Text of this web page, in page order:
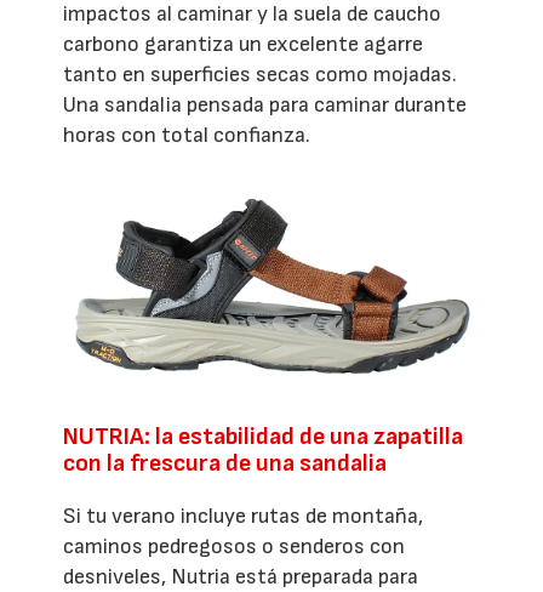
impactos al caminar y la suela de caucho
carbono garantiza un excelente agarre
tanto en superficies secas como mojadas.
Una sandalia pensada para caminar durante
horas con total confianza.
NUTRIA: la estabilidad de una zapatilla
con la frescura de una sandalia
Si tu verano incluye rutas de montaña,
caminos pedregosos o senderos con
desniveles, Nutria está preparada para